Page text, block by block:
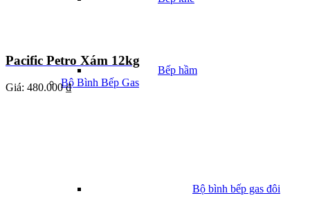
Bếp hầm
Bộ Bình Bếp Gas
Bộ bình bếp gas đôi
Pacific Petro Xám 12kg
Giá: 480.000 ₫